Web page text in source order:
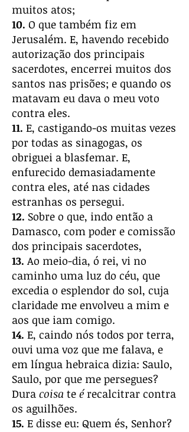
muitos atos;
10. O que também fiz em
Jerusalém. E, havendo recebido
autorização dos principais
sacerdotes, encerrei muitos dos
santos nas prisões; e quando os
matavam eu dava o meu voto
contra eles.
11. E, castigando-os muitas vezes
por todas as sinagogas, os
obriguei a blasfemar. E,
enfurecido demasiadamente
contra eles, até nas cidades
estranhas os persegui.
12. Sobre o que, indo então a
Damasco, com poder e comissão
dos principais sacerdotes,
13. Ao meio-dia, ó rei, vi no
caminho uma luz do céu, que
excedia o esplendor do sol, cuja
claridade me envolveu a mim e
aos que iam comigo.
14. E, caindo nós todos por terra,
ouvi uma voz que me falava, e
em língua hebraica dizia: Saulo,
Saulo, por que me persegues?
Dura coisa te érecalcitrar contra
os aguilhões.
15. E disse eu: Quem és, Senhor?